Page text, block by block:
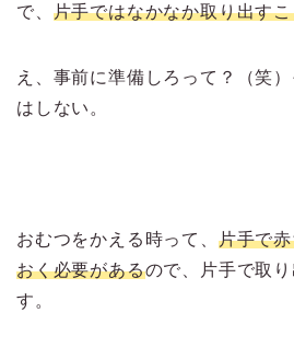
で、 片手ではなかなか取り出す
え、事前に準備しろって？（笑
はしない。
おむつをかえる時って、 片手で
おく必要があるので、片手で取
す。